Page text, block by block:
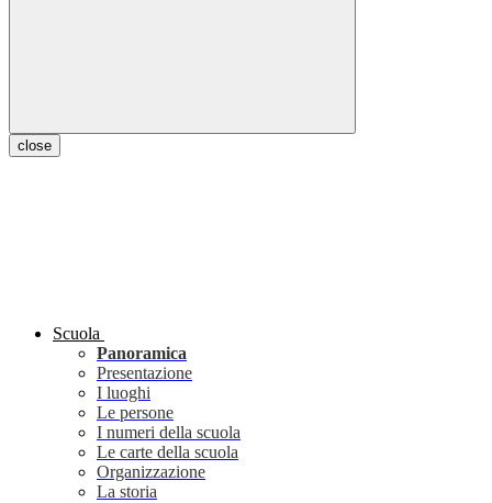
close
Scuola
Panoramica
Presentazione
I luoghi
Le persone
I numeri della scuola
Le carte della scuola
Organizzazione
La storia